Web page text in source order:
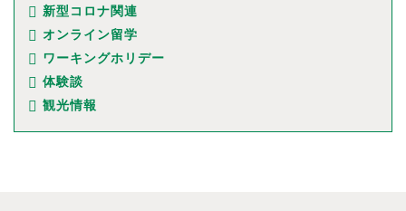
新型コロナ関連
オンライン留学
ワーキングホリデー
体験談
観光情報